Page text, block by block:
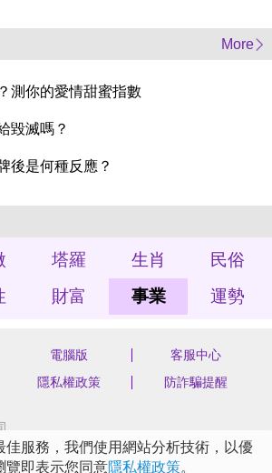
佳服務，我們使用網站分析技術，以優
覽即表示您同意隱私權政策。
More
測你的愛情甜蜜指數
毀滅嗎？
後是何種反應？
塔羅 生肖
民俗
財富 事業 運勢
電腦版
客服中心
隱私權政策 防詐騙提醒
段75號4樓之3